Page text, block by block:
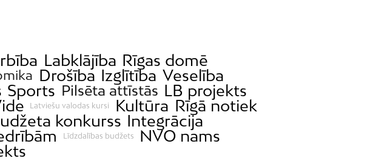
Labklājība Rīgas domē
Drošība Izglītība Veselība
Sports Pilsēta attīstās LB projekts
Latviešu valodas kursi Kultūra Rīgā notiek
konkurss Integrācija
Līdzdalības budžets
NVO nams